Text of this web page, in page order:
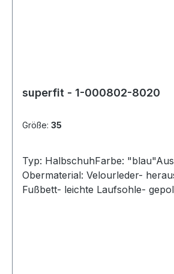
superfit - 1-000802-8020
Größe: 35
Typ: HalbschuhFarbe:
Obermaterial: Velourleder-
Fußbett- leichte Laufsohle-